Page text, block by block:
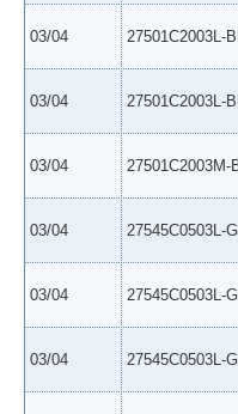
03/04 27501C2003L-
03/04 27501C2003L-
03/04
03/04 27545C0503L-
03/04 27545C0503L-
03/04 27545C0503L-